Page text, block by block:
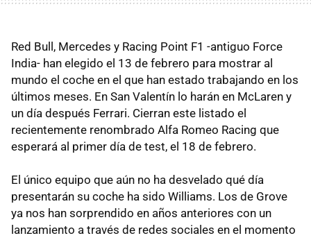
Red Bull, Mercedes y Racing Point F1 -antiguo Force
India- han elegido el 13 de febrero para mostrar al
mundo el coche en el que han estado trabajando en los
últimos meses. En San Valentín lo harán en McLaren y
un día después Ferrari. Cierran este listado el
recientemente renombrado Alfa Romeo Racing que
esperará al primer día de test, el 18 de febrero.
El único equipo que aún no ha desvelado qué día
presentarán su coche ha sido Williams. Los de Grove
ya nos han sorprendido en años anteriores con un
lanzamiento a través de redes sociales en el momento